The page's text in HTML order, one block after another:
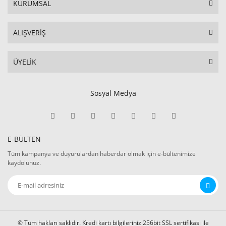
KURUMSAL
ALIŞVERİŞ
ÜYELİK
Sosyal Medya
E-BÜLTEN
Tüm kampanya ve duyurulardan haberdar olmak için e-bültenimize
kaydolunuz.
© Tüm hakları saklıdır. Kredi kartı bilgileriniz 256bit SSL sertifikası ile